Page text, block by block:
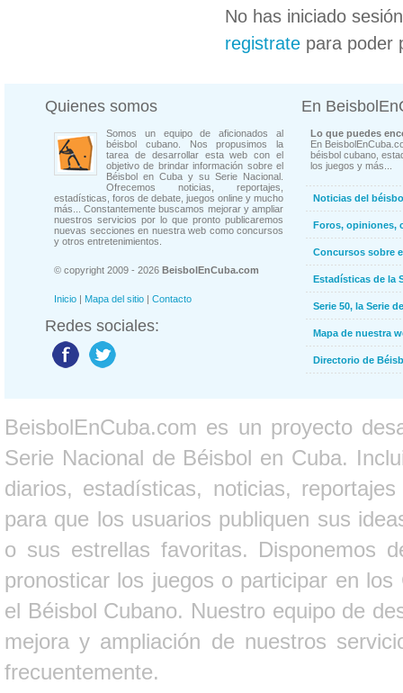
No has iniciado
registrate para poder
Quienes somos
Somos un equipo de aficionados al
béisbol cubano. Nos propusimos la
tarea de desarrollar esta web con el
objetivo de brindar información sobre el
Béisbol en Cuba y su Serie Nacional.
Ofrecemos noticias, reportajes,
estadísticas, foros de debate, juegos online y mucho
más... Constantemente buscamos mejorar y ampliar
nuestros servicios por lo que pronto publicaremos
nuevas secciones en nuestra web como concursos
y otros entretenimientos.
© copyright 2009 - 2026 BeisbolEnCuba.com
Inicio | Mapa del sitio | Contacto
Redes sociales:
En
Lo que puedes
En
béisbol cubano,
los juegos y más...
Noticias del
Foros, opiniones,
Concursos sobre
Estadísticas de la
Serie 50, la Serie
Mapa de nuestra
Directorio de
BeisbolEnCuba.com es un proyecto
Serie Nacional de Béisbol en Cuba.
diarios, estadísticas, noticias,
para que los usuarios publiquen sus
o sus estrellas favoritas. Disponemos
pronosticar los juegos o participar en
el Béisbol Cubano. Nuestro equipo de
mejora y ampliación de nuestros
frecuentemente.